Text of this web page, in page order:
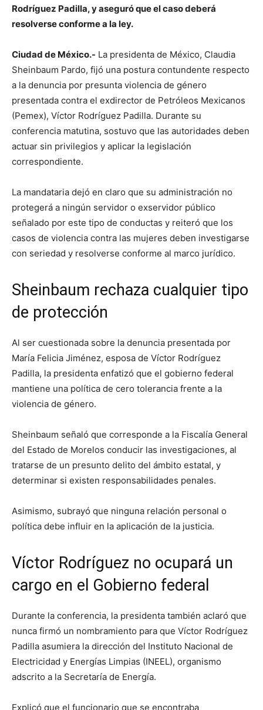
Rodríguez Padilla, y aseguró que el caso deberá
resolverse conforme a la ley.
Ciudad de México.- La presidenta de México, Claudia
Sheinbaum Pardo, fijó una postura contundente respecto
a la denuncia por presunta violencia de género
presentada contra el exdirector de Petróleos Mexicanos
(Pemex), Víctor Rodríguez Padilla. Durante su
conferencia matutina, sostuvo que las autoridades deben
actuar sin privilegios y aplicar la legislación
correspondiente.
La mandataria dejó en claro que su administración no
protegerá a ningún servidor o exservidor público
señalado por este tipo de conductas y reiteró que los
casos de violencia contra las mujeres deben investigarse
con seriedad y resolverse conforme al marco jurídico.
Sheinbaum rechaza cualquier tipo
de protección
Al ser cuestionada sobre la denuncia presentada por
María Felicia Jiménez, esposa de Víctor Rodríguez
Padilla, la presidenta enfatizó que el gobierno federal
mantiene una política de cero tolerancia frente a la
violencia de género.
Sheinbaum señaló que corresponde a la Fiscalía General
del Estado de Morelos conducir las investigaciones, al
tratarse de un presunto delito del ámbito estatal, y
determinar si existen responsabilidades penales.
Asimismo, subrayó que ninguna relación personal o
política debe influir en la aplicación de la justicia.
Víctor Rodríguez no ocupará un
cargo en el Gobierno federal
Durante la conferencia, la presidenta también aclaró que
nunca firmó un nombramiento para que Víctor Rodríguez
Padilla asumiera la dirección del Instituto Nacional de
Electricidad y Energías Limpias (INEEL), organismo
adscrito a la Secretaría de Energía.
Explicó que el funcionario que se encontraba